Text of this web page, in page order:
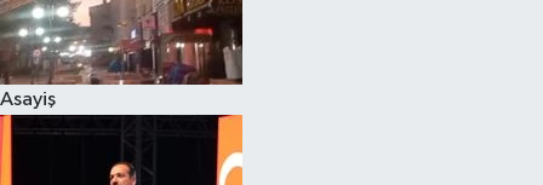
Asayiş
Siyaset
Teknoloji
Televizyon